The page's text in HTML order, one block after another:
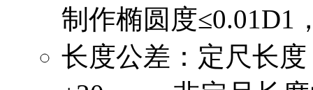
制作椭圆度≤0.01D1
长度公差：定尺长